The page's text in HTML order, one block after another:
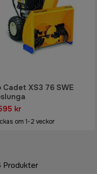
Cadet XS3 76 SWE
kr
om 1-2 veckor
Produkter